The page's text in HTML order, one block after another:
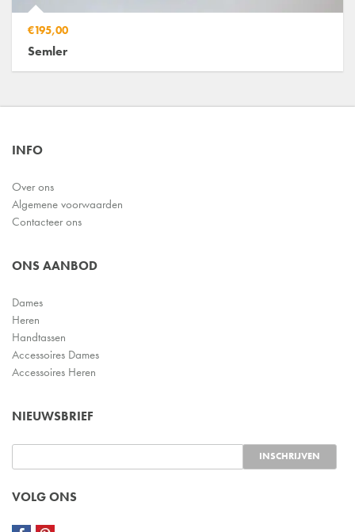
€195,00
Semler
INFO
Over ons
Algemene voorwaarden
Contacteer ons
ONS AANBOD
Dames
Heren
Handtassen
Accessoires Dames
Accessoires Heren
NIEUWSBRIEF
VOLG ONS